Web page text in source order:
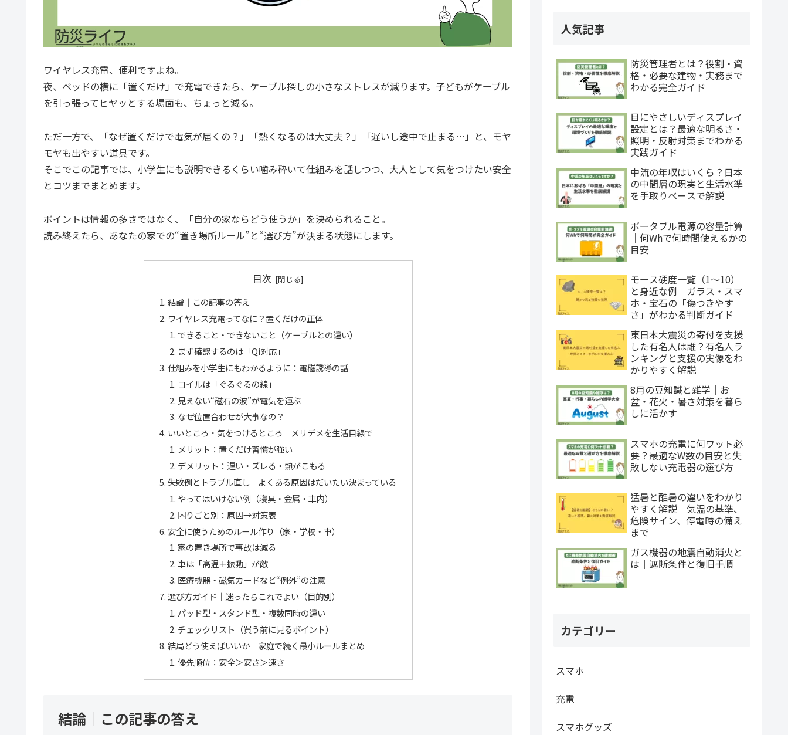
ワイヤレス充電、便利ですよね。
夜、ベッドの横に「置くだけ」で充電できたら、ケーブル探しの小さなストレスが減ります。子どもがケーブル
を引っ張ってヒヤッとする場面も、ちょっと減る。
ただ一方で、「なぜ置くだけで電気が届くの？」「熱くなるのは大丈夫？」「遅いし途中で止まる…」と、モヤ
モヤも出やすい道具です。
そこでこの記事では、小学生にも説明できるくらい噛み砕いて仕組みを話しつつ、大人として気をつけたい安全
とコツまでまとめます。
ポイントは情報の多さではなく、「自分の家ならどう使うか」を決められること。
読み終えたら、あなたの家での“置き場所ルール”と“選び方”が決まる状態にします。
目次
結論｜この記事の答え
ワイヤレス充電ってなに？置くだけの正体
できること・できないこと（ケーブルとの違い）
まず確認するのは「Qi対応」
仕組みを小学生にもわかるように：電磁誘導の話
コイルは「ぐるぐるの線」
見えない“磁石の波”が電気を運ぶ
なぜ位置合わせが大事なの？
いいところ・気をつけるところ｜メリデメを生活目線で
メリット：置くだけ習慣が強い
デメリット：遅い・ズレる・熱がこもる
失敗例とトラブル直し｜よくある原因はだいたい決まっている
やってはいけない例（寝具・金属・車内）
困りごと別：原因→対策表
安全に使うためのルール作り（家・学校・車）
家の置き場所で事故は減る
車は「高温＋振動」が敵
医療機器・磁気カードなど“例外”の注意
選び方ガイド｜迷ったらこれでよい（目的別）
パッド型・スタンド型・複数同時の違い
チェックリスト（買う前に見るポイント）
結局どう使えばいいか｜家庭で続く最小ルールまとめ
優先順位：安全＞安さ＞速さ
結論｜この記事の答え
人気記事
防災管理者とは？役割・資
格・必要な建物・実務まで
わかる完全ガイド
目にやさしいディスプレイ
設定とは？最適な明るさ・
照明・反射対策までわかる
実践ガイド
中流の年収はいくら？日本
の中間層の現実と生活水準
を手取りベースで解説
ポータブル電源の容量計算
｜何Whで何時間使えるかの
目安
モース硬度一覧（1〜10）
と身近な例｜ガラス・スマ
ホ・宝石の「傷つきやす
さ」がわかる判断ガイド
東日本大震災の寄付を支援
した有名人は誰？有名人ラ
ンキングと支援の実像をわ
かりやすく解説
8月の豆知識と雑学｜お
盆・花火・暑さ対策を暮ら
しに活かす
スマホの充電に何ワット必
要？最適なW数の目安と失
敗しない充電器の選び方
猛暑と酷暑の違いをわかり
やすく解説｜気温の基準、
危険サイン、停電時の備え
まで
ガス機器の地震自動消火と
は｜遮断条件と復旧手順
カテゴリー
スマホ
充電
スマホグッズ